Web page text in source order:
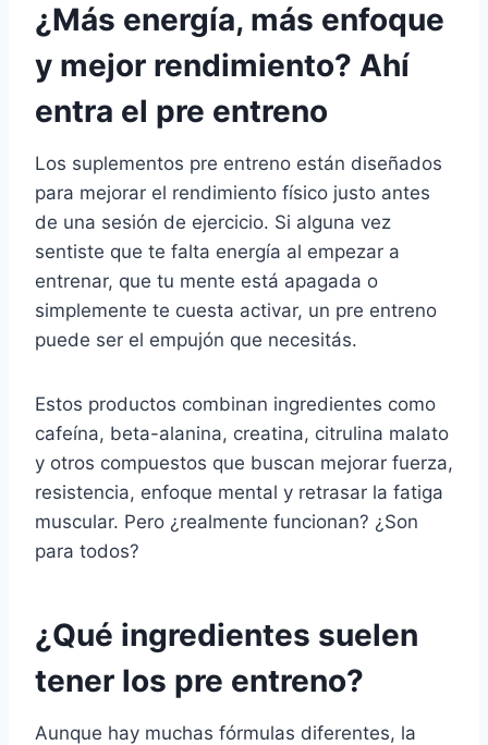
¿Más energía, más enfoque
y mejor rendimiento? Ahí
entra el pre entreno
Los suplementos pre entreno están diseñados
para mejorar el rendimiento físico justo antes
de una sesión de ejercicio. Si alguna vez
sentiste que te falta energía al empezar a
entrenar, que tu mente está apagada o
simplemente te cuesta activar, un pre entreno
puede ser el empujón que necesitás.
Estos productos combinan ingredientes como
cafeína, beta-alanina, creatina, citrulina malato
y otros compuestos que buscan mejorar fuerza,
resistencia, enfoque mental y retrasar la fatiga
muscular. Pero ¿realmente funcionan? ¿Son
para todos?
¿Qué ingredientes suelen
tener los pre entreno?
Aunque hay muchas fórmulas diferentes, la